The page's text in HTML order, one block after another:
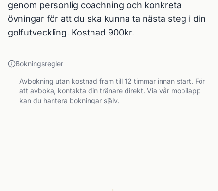
genom personlig coachning och konkreta
övningar för att du ska kunna ta nästa steg i din
golfutveckling. Kostnad 900kr.
Bokningsregler
Avbokning utan kostnad fram till 12 timmar innan start. För
att avboka, kontakta din tränare direkt. Via vår mobilapp
kan du hantera bokningar själv.